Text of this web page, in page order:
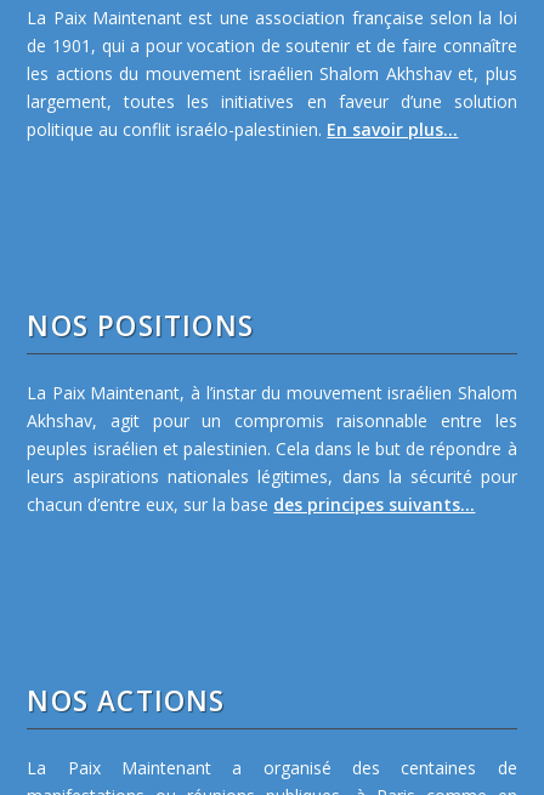
La Paix Maintenant est une association française selon la loi
de 1901, qui a pour vocation de soutenir et de faire connaître
les actions du mouvement israélien Shalom Akhshav et, plus
largement, toutes les initiatives en faveur d’une solution
politique au conflit israélo-palestinien. En savoir plus...
NOS POSITIONS
La Paix Maintenant, à l’instar du mouvement israélien Shalom
Akhshav, agit pour un compromis raisonnable entre les
peuples israélien et palestinien. Cela dans le but de répondre à
leurs aspirations nationales légitimes, dans la sécurité pour
chacun d’entre eux, sur la base des principes suivants...
NOS ACTIONS
La Paix Maintenant a organisé des centaines de